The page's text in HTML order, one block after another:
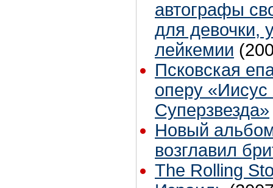
автографы
для девочки,
лейкемии
Псковская
оперу «Иисус
Суперзвезда»
Новый
возглавил
The Rolling